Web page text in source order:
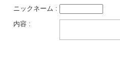
ニックネーム :
内容 :